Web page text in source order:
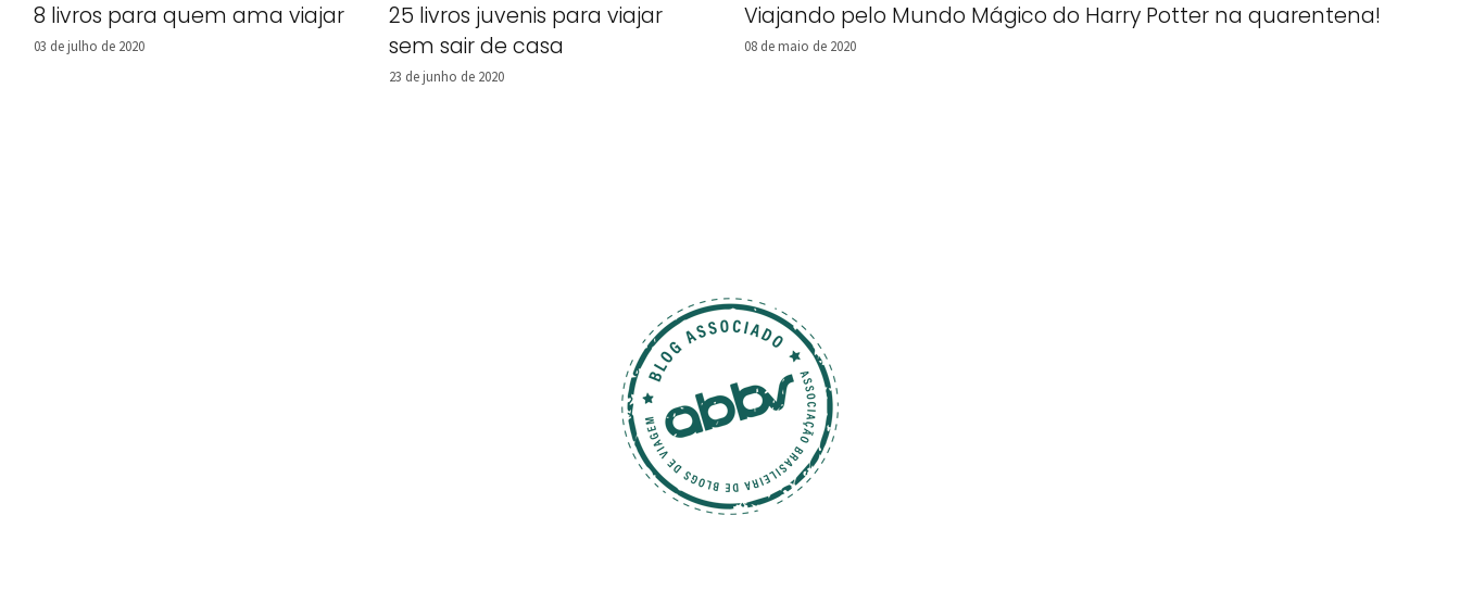
8 livros para quem ama viajar
03 de julho de 2020
25 livros juvenis para viajar
sem sair de casa
23 de junho de 2020
Viajando pelo Mundo Mágico do Harry Potter na quarentena!
08 de maio de 2020